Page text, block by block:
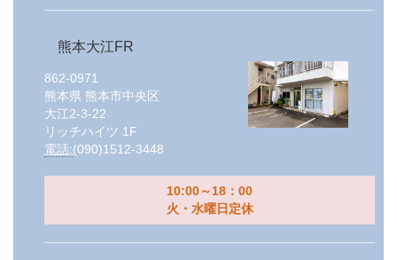
熊本大江FR
862-0971
熊本県 熊本市中央区
大江2-3-22
リッチハイツ 1F
電話:(090)1512-3448
10:00～18：00
火・水曜日定休